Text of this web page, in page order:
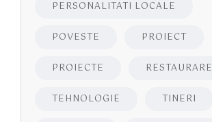
PERSONALITATI LOCALE
POVESTE PROIECT
PROIECTE RESTAURARE
TEHNOLOGIE TINERI